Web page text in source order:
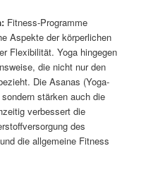
Fitness-Programme
Aspekte der körperlichen
Flexibilität. Yoga hingegen
die nicht nur den
Die Asanas (Yoga-
stärken auch die
verbessert die
des
die allgemeine Fitness